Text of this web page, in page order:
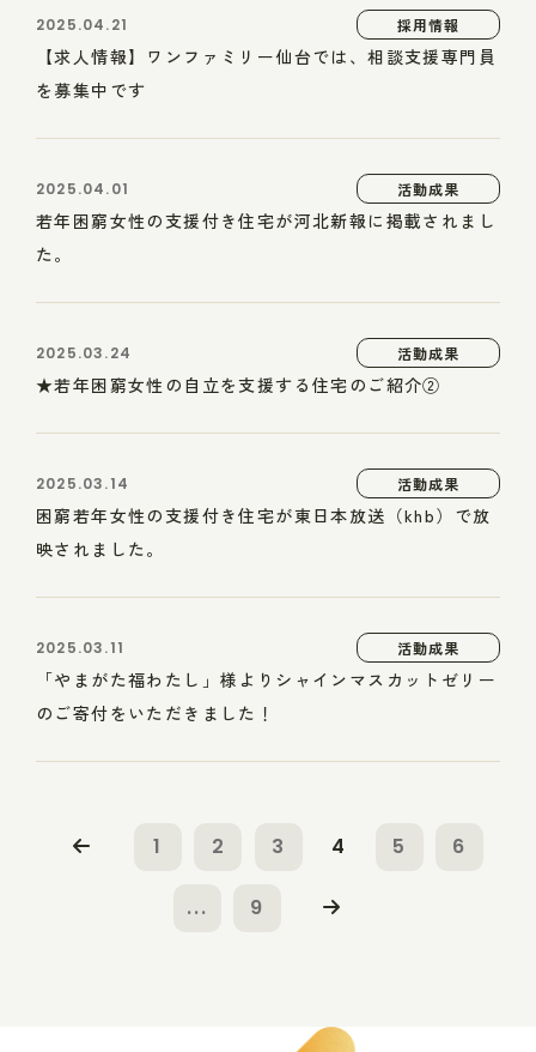
2025.04.21 採用情報
【求人情報】ワンファミリー仙台では、相談支援専門員
を募集中です
2025.04.01 活動成果
若年困窮女性の支援付き住宅が河北新報に掲載されまし
た。
2025.03.24 活動成果
★若年困窮女性の自立を支援する住宅のご紹介②
2025.03.14 活動成果
困窮若年女性の支援付き住宅が東日本放送（khb）で放
映されました。
2025.03.11 活動成果
「やまがた福わたし」様よりシャインマスカットゼリー
のご寄付をいただきました！
1 2 3 4 5 6
... 9